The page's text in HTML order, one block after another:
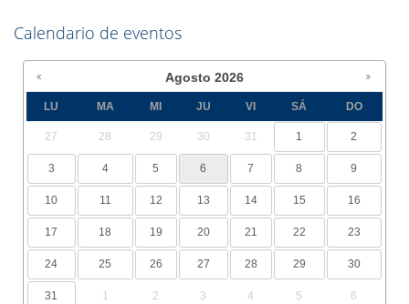
Calendario de eventos
Agosto 2026
LU MA MI JU VI SÁ DO
27 28 29 30 31 1 2
3 4 5 6 7 8 9
10 11 12 13 14 15 16
17 18 19 20 21 22 23
24 25 26 27 28 29 30
31 1 2 3 4 5 6